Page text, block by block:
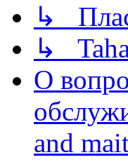
↳
↳
О
and